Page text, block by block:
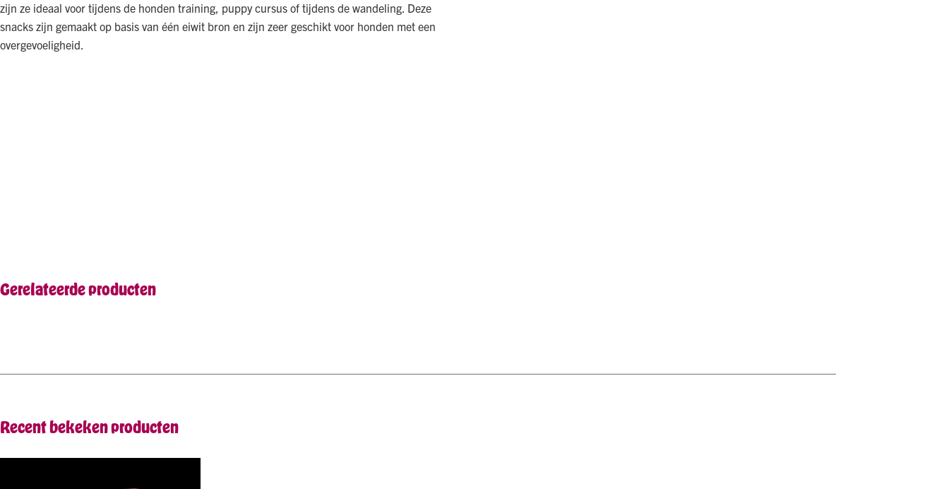
zijn ze ideaal voor tijdens de honden training, puppy cursus of tijdens de wandeling. Deze
snacks zijn gemaakt op basis van één eiwit bron en zijn zeer geschikt voor honden met een
overgevoeligheid.
Gerelateerde producten
Recent bekeken producten